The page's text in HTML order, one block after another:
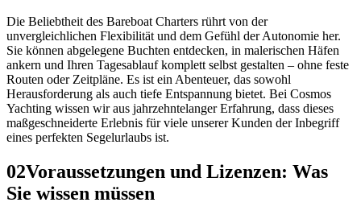
Die Beliebtheit des Bareboat Charters rührt von der
unvergleichlichen Flexibilität und dem Gefühl der Autonomie her.
Sie können abgelegene Buchten entdecken, in malerischen Häfen
ankern und Ihren Tagesablauf komplett selbst gestalten – ohne feste
Routen oder Zeitpläne. Es ist ein Abenteuer, das sowohl
Herausforderung als auch tiefe Entspannung bietet. Bei Cosmos
Yachting wissen wir aus jahrzehntelanger Erfahrung, dass dieses
maßgeschneiderte Erlebnis für viele unserer Kunden der Inbegriff
eines perfekten Segelurlaubs ist.
02Voraussetzungen und Lizenzen: Was
Sie wissen müssen